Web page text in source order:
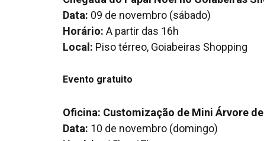
Data: 09 de novembro (sábado)
Horário: A partir das 16h
Local: Piso térreo, Goiabeiras Shopping
Evento gratuito
Oficina: Customização de Mini Árvore
Data: 10 de novembro (domingo)